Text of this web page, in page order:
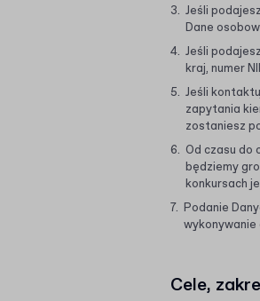
Jeśli
Dane
Jeśli
kraj, numer
Jeśli
zapytania
zostaniesz
Od czasu do
będziemy
konkursach
Podanie
wykonywanie
Cele,